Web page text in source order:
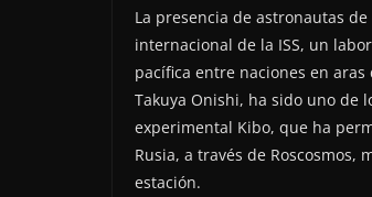
La presencia de astronautas
internacional de la ISS, un
pacífica entre naciones en
Takuya Onishi, ha sido uno de
experimental Kibo, que ha
Rusia, a través de
estación.